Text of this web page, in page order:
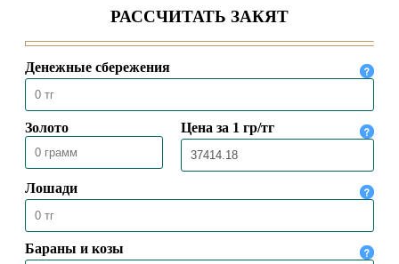
09.07.2024 6380
МОЖНО ЛИ ПОКУПАТЬ ЖИЛЬЕ НА
СРЕДСТВА ЗАКЯТА?
03.07.2024